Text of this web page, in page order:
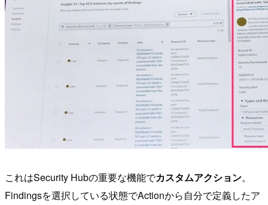
これはSecurity Hubの重要な機能でカスタムアクション。
Findingsを選択している状態でActionから自分で定義したア